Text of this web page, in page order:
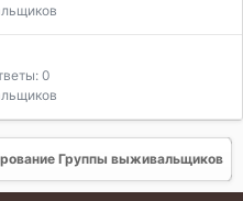
0
Группы выживальщиков